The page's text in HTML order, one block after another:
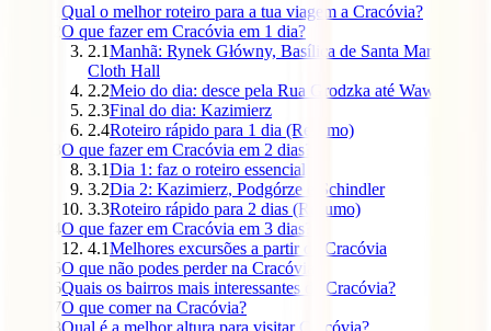
Qual o melhor roteiro para a tua viagem a Cracóvia?
O que fazer em Cracóvia em 1 dia?
2.1Manhã: Rynek Główny, Basílica de Santa Maria e
Cloth Hall
2.2Meio do dia: desce pela Rua Grodzka até Wawel
2.3Final do dia: Kazimierz
2.4Roteiro rápido para 1 dia (Resumo)
3O que fazer em Cracóvia em 2 dias?
3.1Dia 1: faz o roteiro essencial
3.2Dia 2: Kazimierz, Podgórze e Schindler
3.3Roteiro rápido para 2 dias (Resumo)
4O que fazer em Cracóvia em 3 dias?
4.1Melhores excursões a partir de Cracóvia
5O que não podes perder na Cracóvia
6Quais os bairros mais interessantes de Cracóvia?
7O que comer na Cracóvia?
8Qual é a melhor altura para visitar Cracóvia?